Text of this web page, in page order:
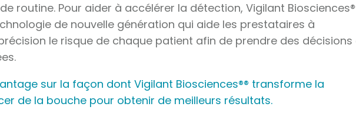
routine. Pour aider à accélérer la détection, Vigilant
de nouvelle génération qui aide les prestataires à
le risque de chaque patient afin de prendre des décisions
sur la façon dont Vigilant Biosciences®® transforme la
de la bouche pour obtenir de meilleurs résultats.